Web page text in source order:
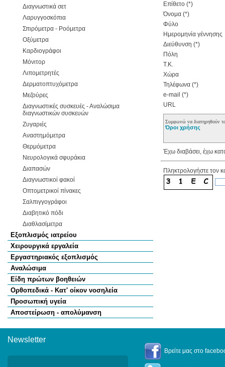
Διαγνωστικά σετ
Λαρυγγοσκόπια
Σπιρόμετρα - Ροόμετρα
Οξύμετρα
Καρδιογράφοι
Μόνιτορ
Λιπομετρητές
Δερματοπτυχόμετρα
Μεζούρες
Διαγνωστικές συσκευές - Αναλώσιμα
διαγνωστικών συσκευών
Ζυγαριές
Αναστημόμετρα
Θερμόμετρα
Νευρολογικά σφυράκια
Διαπασών
Διαγνωστικοί φακοί
Οπτομετρικοί πίνακες
Σαλπιγγογράφοι
Διαβητικό πόδι
Διαθλασίμετρα
Εξοπλισμός ιατρείου
Χειρουργικά εργαλεία
Εργαστηριακός εξοπλισμός
Αναλώσιμα
Είδη πρώτων βοηθειών
Ορθοπεδικά - Κατ' οίκον νοσηλεία
Προσωπική υγεία
Αποστείρωση - απολύμανση
Επίθετο (*)
Όνομα (*)
Φύλο
Ημερομηνία γέννησης
Διεύθυνση (*)
Πόλη
Τ.Κ.
Xώρα
Τηλέφωνα (*)
e-mail (*)
URL
Συμφωνώ να διατηρηθούν
Όροι χρήσης
Έχω διαβάσει, έχω
Πληκτρολογήστε τον
Newsletter
Βρείτε μας στο